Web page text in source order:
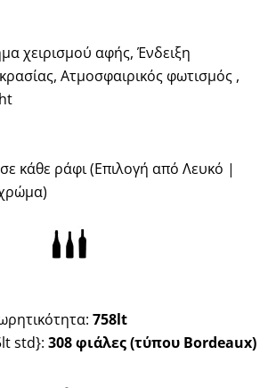
χειρισμού αφής, Ένδειξη
Ατμοσφαιρικός φωτισμός ,
κάθε ράφι (Επιλογή από Λευκό |
758lt
std}: 308 φιάλες (τύπου Bordeaux)